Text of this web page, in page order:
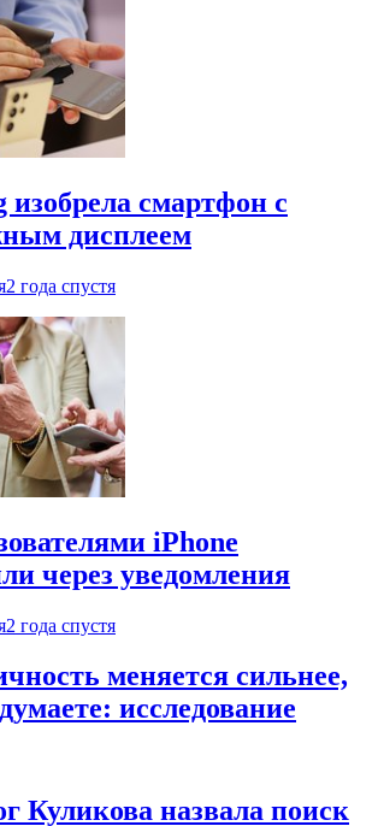
изобрела смартфон с
дисплеем
2 года спустя
iPhone
через уведомления
2 года спустя
меняется сильнее,
исследование
Куликова назвала поиск